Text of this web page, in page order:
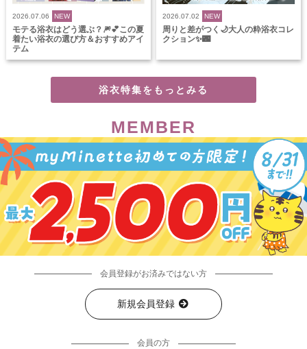
2026.07.06 NEW
モテる浴衣はどう選ぶ？🎆💕この夏
着たい浴衣の選び方＆おすすめアイ
テム
2026.07.02 NEW
周りと差がつく🌙大人の粋浴衣コレ
クション✨🌃
浴衣特集をもっとみる
MEMBER
会員登録がお済みではない方
新規会員登録
会員の方